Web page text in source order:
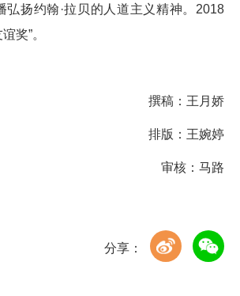
弘扬约翰·拉贝的人道主义精神。2018
奖”。
撰稿：王月娇
排版：王婉婷
审核：马路
分享：